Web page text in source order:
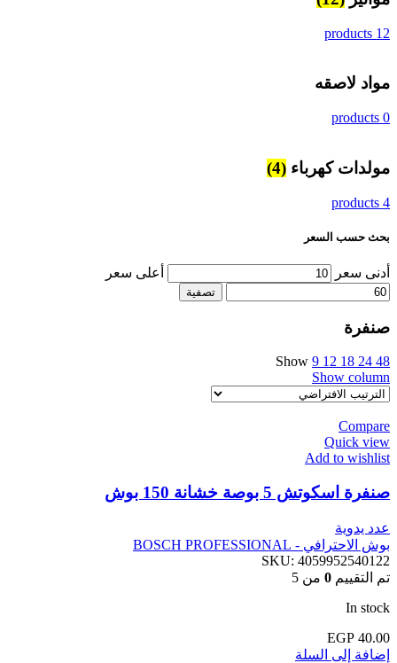
12 products
مواد لاصقه
0 products
مولدات كهرباء (4)
4 products
بحث حسب السعر
أدنى سعر أعلى سعر
تصفية
صنفرة
Show 9 12 18 24 48
Show column
Compare
Quick view
Add to wishlist
صنفرة اسكوتش 5 بوصة خشانة 150 بوش
عدد يدوية
بوش الاحترافي - BOSCH PROFESSIONAL
SKU: 4059952540122
تم التقييم 0 من 5
In stock
EGP 40.00
إضافة إلى السلة